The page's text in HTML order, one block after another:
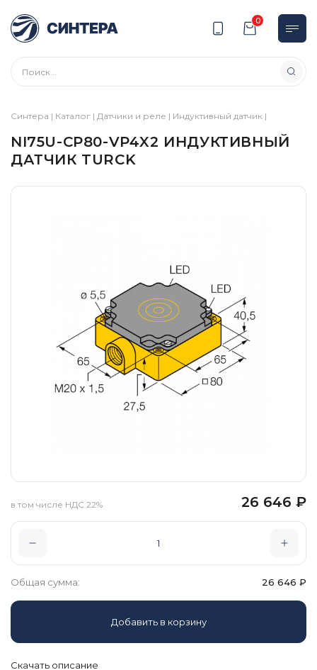
0
Синтера | Каталог | Датчики и реле | Индуктивный датчик |
NI75U-CP80-VP4X2 ИНДУКТИВНЫЙ
ДАТЧИК TURCK
26 646 ₽
в том числе НДС 22%
Общая сумма: 26 646 ₽
Добавить в корзину
Скачать описание